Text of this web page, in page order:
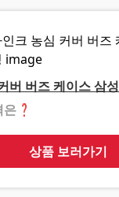
버 버즈 케이스 삼성
은 ❓
상품 보러가기